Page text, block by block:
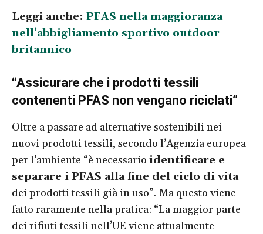
Leggi anche: PFAS nella maggioranza
nell’abbigliamento sportivo outdoor
britannico
“Assicurare che i prodotti tessili
contenenti PFAS non vengano riciclati”
Oltre a passare ad alternative sostenibili nei
nuovi prodotti tessili, secondo l’Agenzia europea
per l’ambiente “è necessario identificare e
separare i PFAS alla fine del ciclo di vita
dei prodotti tessili già in uso”. Ma questo viene
fatto raramente nella pratica: “La maggior parte
dei rifiuti tessili nell’UE viene attualmente